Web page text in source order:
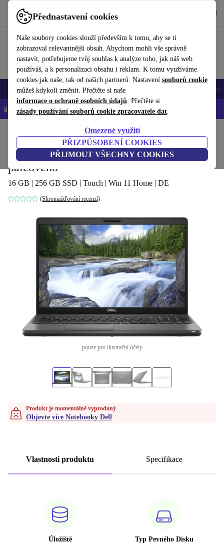
Přednastavení cookies
Naše soubory cookies slouží především k tomu, aby se ti
zobrazoval relevantnější obsah. Abychom mohli vše správně
nastavit, potřebujeme tvůj souhlas k analýze toho, jak náš web
používáš, a k personalizaci obsahu i reklam. K tomu využíváme
cookies jak naše, tak od našich partnerů. Nastavení souborů cookie
můžeš kdykoli změnit. Přečtěte si naše
informace o ochraně osobních údajů. Přečtěte si
zásady používání souborů cookie zpracovatele dat.
Omezené využití
PŘIZPŮSOBENÍ COOKIES
PŘIJMOUT VŠECHNY COOKIES
Používejte refurbed rychle a snadno
Mobily a smartphony Notebooky Tablety Doplňky
📱 -5 % NAVÍC na všechny iPhony – kód: IPHONEDEAL-
Notebooky Notebooky Dell
Dell Precision 3540 | i7-8565U | 15.6-
palcového
16 GB | 256 GB SSD | Touch | Win 11 Home | DE
(Shromažďování recenzí)
pouze pro ilustrační účely
Produkt je momentálně vyprodaný
Objevte více Notebooky Dell
Vlastnosti produktu Specifikace
Úložiště
Typ Pevného Disku